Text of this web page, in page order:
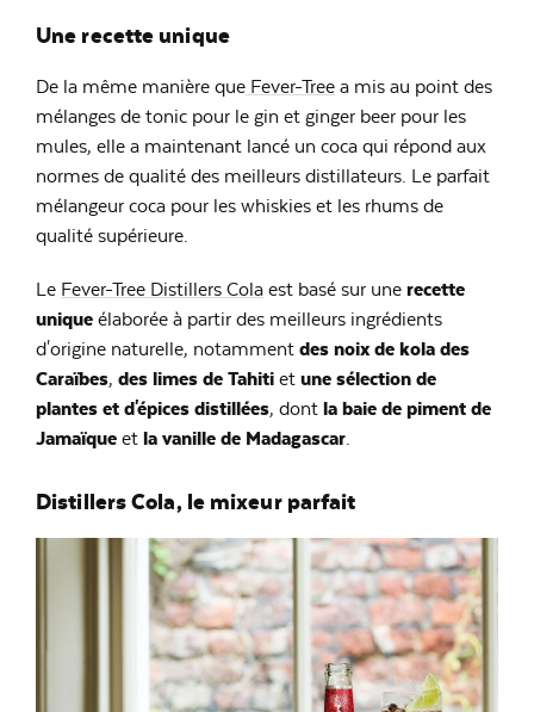
Une recette unique
De la même manière que Fever-Tree a mis au point des
mélanges de tonic pour le gin et ginger beer pour les
mules, elle a maintenant lancé un coca qui répond aux
normes de qualité des meilleurs distillateurs. Le parfait
mélangeur coca pour les whiskies et les rhums de
qualité supérieure.
Le Fever-Tree Distillers Cola est basé sur une recette
unique élaborée à partir des meilleurs ingrédients
d'origine naturelle, notamment des noix de kola des
Caraïbes, des limes de Tahiti et une sélection de
plantes et d'épices distillées, dont la baie de piment de
Jamaïque et la vanille de Madagascar.
Distillers Cola, le mixeur parfait